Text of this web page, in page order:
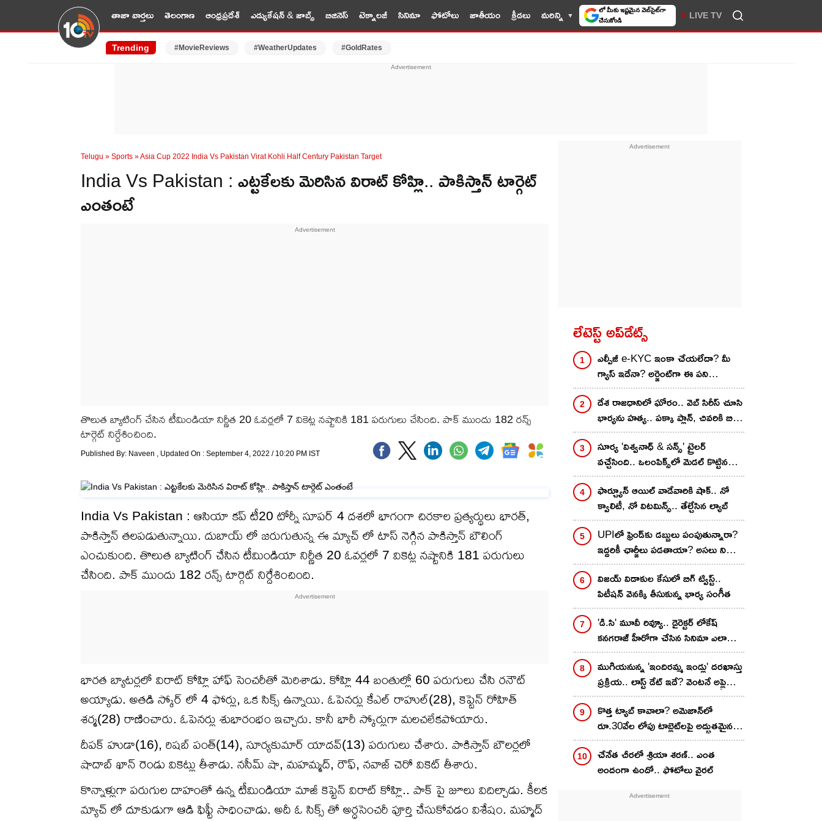
తాజా వార్తలు తెలంగాణ ఆంధ్రప్రదేశ్ ఎడ్యుకేషన్ & జాబ్స్ బిజినెస్ టెక్నాలజీ సినిమా ఫోటోలు జాతీయం క్రీడలు మరిన్ని
లో మీకు ఇష్టమైన వెబ్‌సైట్‌గా
చేసుకోండి
LIVE TV
Trending #MovieReviews #WeatherUpdates #GoldRates
Telugu » Sports »Asia Cup 2022 India Vs Pakistan Virat Kohli Half Century Pakistan Target
India Vs Pakistan : ఎట్టకేలకు మెరిసిన విరాట్ కోహ్లి.. పాకిస్తాన్ టార్గెట్
ఎంతంటే
తొలుత బ్యాటింగ్ చేసిన టీమిండియా నిర్ణీత 20 ఓవర్లలో 7 వికెట్ల నష్టానికి 181 పరుగులు చేసింది. పాక్ ముందు 182 రన్స్
టార్గెట్ నిర్దేశించింది.
Published By: Naveen , Updated On : September 4, 2022 / 10:20 PM IST
India Vs Pakistan : ఆసియా కప్ టీ20 టోర్నీ సూపర్ 4 దశలో భాగంగా చిరకాల ప్రత్యర్థులు భారత్,
పాకిస్తాన్ తలపడుతున్నాయి. దుబాయ్ లో జరుగుతున్న ఈ మ్యాచ్ లో టాస్ నెగ్గిన పాకిస్తాన్ బౌలింగ్
ఎంచుకుంది. తొలుత బ్యాటింగ్ చేసిన టీమిండియా నిర్ణీత 20 ఓవర్లలో 7 వికెట్ల నష్టానికి 181 పరుగులు
చేసింది. పాక్ ముందు 182 రన్స్ టార్గెట్ నిర్దేశించింది.
భారత బ్యాటర్లలో విరాట్ కోహ్లి హాఫ్ సెంచరీతో మెరిశాడు. కోహ్లి 44 బంతుల్లో 60 పరుగులు చేసి రనౌట్
అయ్యాడు. అతడి స్కోర్ లో 4 ఫోర్లు, ఒక సిక్స్ ఉన్నాయి. ఓపెనర్లు కేఎల్ రాహుల్(28), కెప్టెన్ రోహిత్
శర్మ(28) రాణించారు. ఓపెనర్లు శుభారంభం ఇచ్చారు. కానీ భారీ స్కోర్లుగా మలచలేకపోయారు.
దీపక్ హుడా(16), రిషబ్ పంత్(14), సూర్యకుమార్ యాదవ్(13) పరుగులు చేశారు. పాకిస్తాన్ బౌలర్లలో
షాదాబ్ ఖాన్ రెండు వికెట్లు తీశాడు. నసీమ్ షా, మహమ్మద్, రౌఫ్, నవాజ్ చెరో వికెట్ తీశారు.
కొన్నాళ్లుగా పరుగుల దాహంతో ఉన్న టీమిండియా మాజీ కెప్టెన్ విరాట్ కోహ్లి.. పాక్ పై జూలు విదిల్చాడు. కీలక
మ్యాచ్ లో దూకుడుగా ఆడి ఫిఫ్టీ సాధించాడు. అదీ ఓ సిక్స్ తో అర్ధసెంచరీ పూర్తి చేసుకోవడం విశేషం. మహ్మద్
లేటెస్ట్ అప్‌డేట్స్
ఎల్పీజీ e-KYC ఇంకా చేయలేదా? మీ
గ్యాస్ ఇదేనా? అర్జెంట్‌గా ఈ పని
చేయకపోతే మీకే నష్టం.. ఫుల్ ప్రాసెస్
దేశ రాజధానిలో ఘోరం.. వెబ్ సిరీస్ చూసి
భార్యను హత్య.. పక్కా ప్లాన్, చివరికి బిగ్
ట్విస్ట్
సూర్య 'విశ్వనాధ్ & సన్స్' ట్రైలర్
వచ్చేసింది.. ఒలంపిక్స్‌లో మెడల్ కొట్టిన
హీరో కొడుక్కి ఉన్న సమస్య ఏంటి?
ఫార్చ్యూన్ ఆయిల్ వాడేవారికి షాక్.. నో
క్వాలిటీ, నో విటమిన్స్.. తేల్చేసిన ల్యాబ్
UPIలో ఫ్రెండ్‌కు డబ్బులు పంపుతున్నారా?
ఇద్దరికీ ఛార్జీలు పడతాయా? అసలు నిజం
ఇదే..!
విజయ్ విడాకుల కేసులో బిగ్ ట్విస్ట్..
పిటీషన్ వెనక్కి తీసుకున్న భార్య సంగీత
'డి.సి' మూవీ రివ్యూ.. డైరెక్టర్ లోకేష్
కనగరాజ్ హీరోగా చేసిన సినిమా ఎలా
ఉందంటే..?
ముగియనున్న 'ఇందిరమ్మ ఇండ్లు' దరఖాస్తు
ప్రక్రియ.. లాస్ట్ డేట్ ఇదే? వెంటనే అప్లై
చేసుకోండి ఇలా!
కొత్త ట్యాబ్ కావాలా? అమెజాన్‌లో
రూ.30వేల లోపు టాబ్లెట్‌లపై అద్భుతమైన
డీల్స్.. మీ ఫేవరెట్ ఇదేనా?
చేనేత చీర‌లో శ్రియా శ‌ర‌ణ్‌.. ఎంత
అందంగా ఉందో.. ఫోటోలు వైర‌ల్